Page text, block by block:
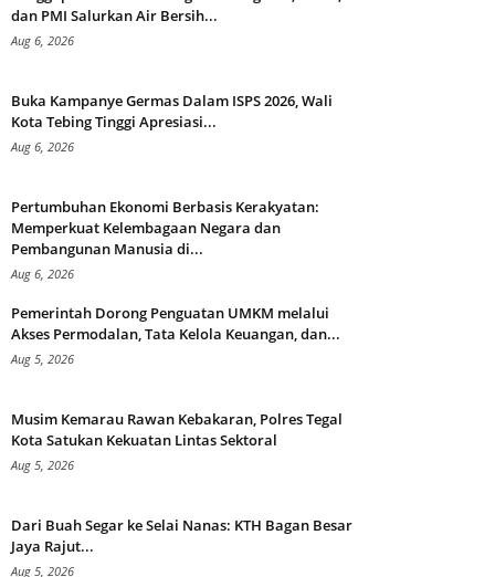
dan PMI Salurkan Air Bersih...
Aug 6, 2026
Buka Kampanye Germas Dalam ISPS 2026, Wali
Kota Tebing Tinggi Apresiasi...
Aug 6, 2026
Pertumbuhan Ekonomi Berbasis Kerakyatan:
Memperkuat Kelembagaan Negara dan
Pembangunan Manusia di...
Aug 6, 2026
Pemerintah Dorong Penguatan UMKM melalui
Akses Permodalan, Tata Kelola Keuangan, dan...
Aug 5, 2026
Musim Kemarau Rawan Kebakaran, Polres Tegal
Kota Satukan Kekuatan Lintas Sektoral
Aug 5, 2026
Dari Buah Segar ke Selai Nanas: KTH Bagan Besar
Jaya Rajut...
Aug 5, 2026